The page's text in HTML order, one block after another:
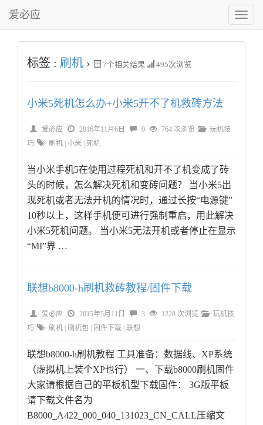
切
换
菜
爱必应
标签 : 刷机 › 7个相关结果 495次浏览
小米5死机怎么办+小米5开不了机救砖方法
爱必应 2016年11月6日 0 764 次浏览
玩机技
巧
刷机 小米 死机
当小米手机5在使用过程死机和开不了机变成了砖
头的时候，怎么解决死机和变砖问题？ 当小米5出
现死机或者无法开机的情况时，通过长按“电源键”
10秒以上，这样手机便可进行强制重启，用此解决
小米5死机问题。 当小米5无法开机或者停止在显示
“MI”界 …
联想b8000-h刷机救砖教程/固件下载
爱必应 2015年5月11日 3 1228 次浏览
玩机技
巧
刷机 刷机包 固件下载 联想
联想b8000-h刷机教程 工具准备：数据线、XP系统
（虚拟机上装个XP也行） 一、下载b8000刷机固件
大家请根据自己的平板机型下载固件： 3G版平板
请下载文件名为
B8000_A422_000_040_131023_CN_CALL压缩文